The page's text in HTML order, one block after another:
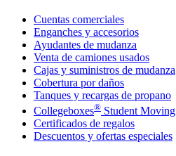
Cuentas comerciales
Enganches y accesorios
Ayudantes de mudanza
Venta de camiones usados
Cajas y suministros de mudanza
Cobertura por daños
Tanques y recargas de propano
Collegeboxes® Student Moving
Certificados de regalos
Descuentos y ofertas especiales